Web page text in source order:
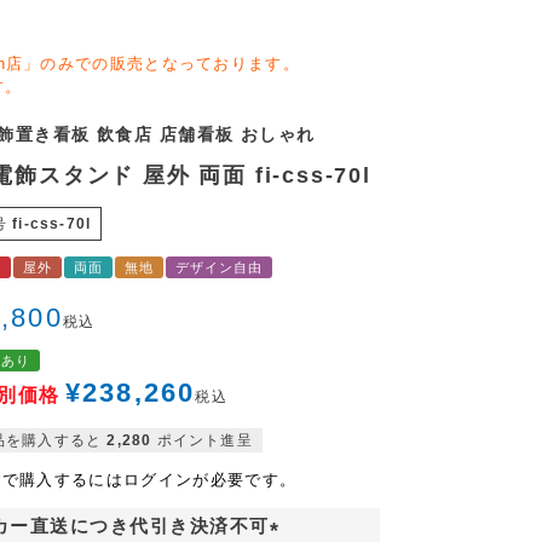
」のみでの販売となっております。
置き看板 飲食店 店舗看板 おしゃれ
飾スタンド 屋外 両面 fi-css-70l
fi-css-70l
屋外 両面 無地 デザイン自由
税込
り
価格 ¥238,260税込
を購入すると 2,280 ポイント進呈
購入するにはログインが必要です。
ー直送につき代引き決済不可